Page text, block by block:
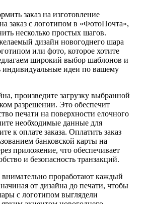
заказ на изготовление
заказ с логотипом в «ФотоПочта»,
несколько простых шагов.
дизайн новогоднего шара
или фото, которое хотите
широкий выбор шаблонов и
индивидуальные идеи по вашему
произведите загрузку выбранной
разрешении. Это обеспечит
печати на поверхности елочного
необходимые данные для
к оплате заказа. Оплатить заказ
банковской карты на
приложение, что обеспечивает
и безопасность транзакций.
проработают каждый
от дизайна до печати, чтобы
с логотипом выглядели